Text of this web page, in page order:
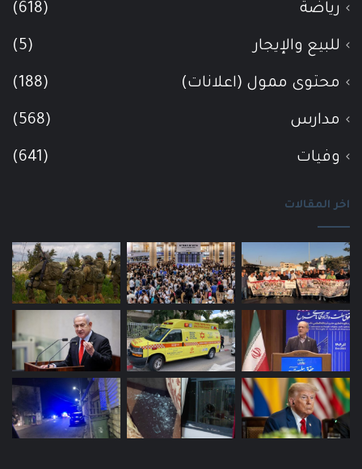
رياضة (618)
للبيع والإيجار (5)
محتوى ممول (اعلانات) (188)
مدارس (568)
وفيات (641)
اخر المقالات